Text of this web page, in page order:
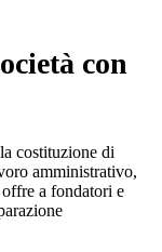
con
costituzione di
amministrativo,
a fondatori e